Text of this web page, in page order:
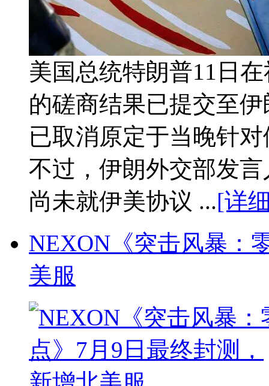
美国总统特朗普11日
的磋商结果已提交至
已取消原定于当晚针
不过，伊朗外交部发
尚未就伊美协议 ...[详
NEXON《突击风暴：
美服